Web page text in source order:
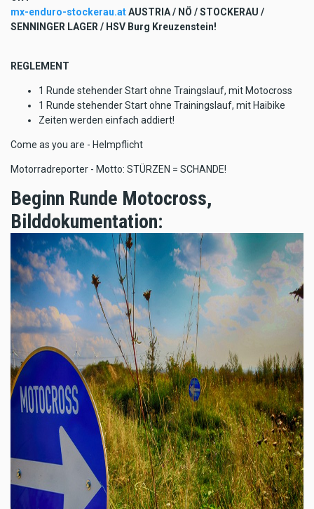
mx-enduro-stockerau.atAUSTRIA / NÖ / STOCKERAU /
SENNINGER LAGER / HSV Burg Kreuzenstein!
REGLEMENT
1 Runde stehender Start ohne Traingslauf, mit Motocross
1 Runde stehender Start ohne Trainingslauf, mit Haibike
Zeiten werden einfach addiert!
Come as you are - Helmpflicht
Motorradreporter - Motto: STÜRZEN = SCHANDE!
Beginn Runde Motocross,
Bilddokumentation: